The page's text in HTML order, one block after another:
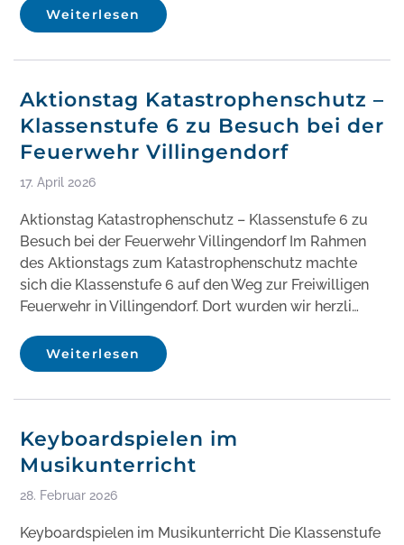
Weiterlesen
Aktionstag Katastrophenschutz –
Klassenstufe 6 zu Besuch bei der
Feuerwehr Villingendorf
17. April 2026
Aktionstag Katastrophenschutz – Klassenstufe 6 zu
Besuch bei der Feuerwehr Villingendorf Im Rahmen
des Aktionstags zum Katastrophenschutz machte
sich die Klassenstufe 6 auf den Weg zur Freiwilligen
Feuerwehr in Villingendorf. Dort wurden wir herzli…
Weiterlesen
Keyboardspielen im
Musikunterricht
28. Februar 2026
Keyboardspielen im Musikunterricht Die Klassenstufe